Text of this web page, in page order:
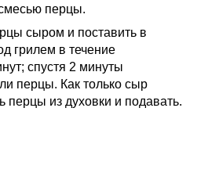
перцы.
сыром и поставить в
грилем в течение
спустя 2 минуты
перцы. Как только сыр
перцы из духовки и подавать.